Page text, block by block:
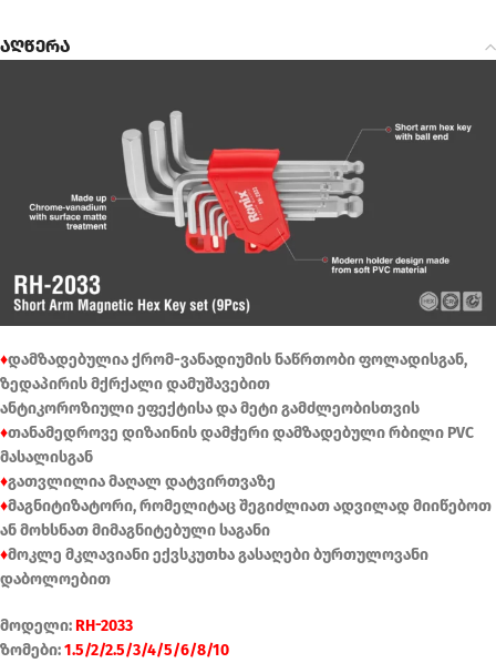
აღწერა
♦დამზადებულია ქრომ-ვანადიუმის ნაწრთობი ფოლადისგან,
ზედაპირის მქრქალი დამუშავებით
ანტიკოროზიული ეფექტისა და მეტი გამძლეობისთვის
♦თანამედროვე დიზაინის დამჭერი დამზადებული რბილი PVC
მასალისგან
♦გათვლილია მაღალ დატვირთვაზე
♦მაგნიტიზატორი, რომელიტაც შეგიძლიათ ადვილად მიიწებოთ
ან მოხსნათ მიმაგნიტებული საგანი
♦მოკლე მკლავიანი ექვსკუთხა გასაღები ბურთულოვანი
დაბოლოებით
მოდელი:RH-2033
ზომები:1.5/2/2.5/3/4/5/6/8/10